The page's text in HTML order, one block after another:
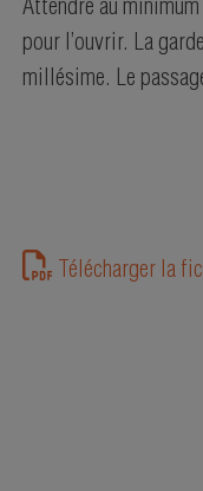
Attendre au
pour l’ouvrir. La
millésime. Le
Télécharger la